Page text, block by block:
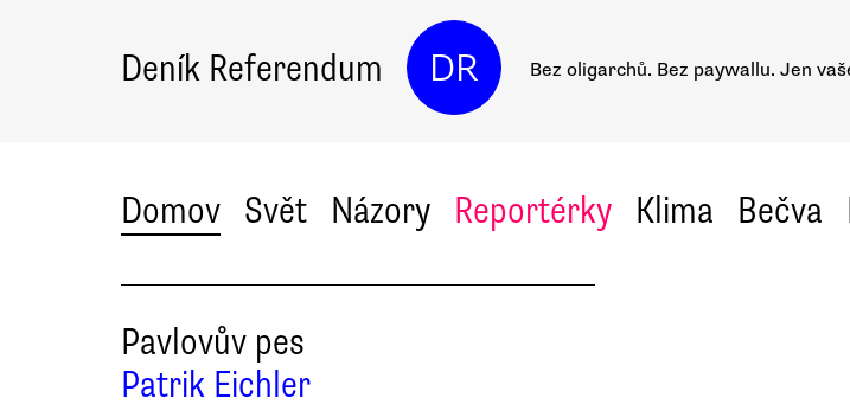
Deník Referendum DR Bez oligarchů. Bez paywallu. Jen
Domov Svět Názory Reportérky Klima Bečva
Pavlovův pes
Patrik Eichler